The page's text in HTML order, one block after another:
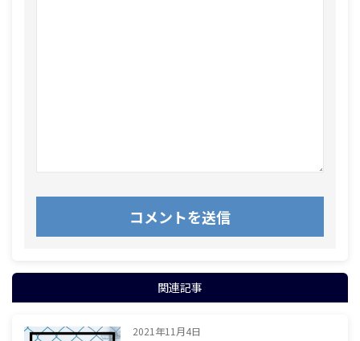
関連記事
2021年11月4日